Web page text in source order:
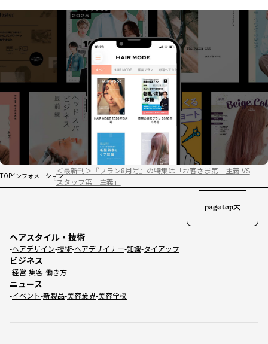
TOPインフォメーション
＜最新刊＞『プラン8月号』の特集は「お客さま第一主義 VS
スタッフ第一主義」
ヘアスタイル・技術
ヘアデザイン 技術 ヘアデザイナー 知識 タイアップ
ビジネス
経営 集客 働き方
ニュース
イベント 新製品 美容業界 美容学校
page top